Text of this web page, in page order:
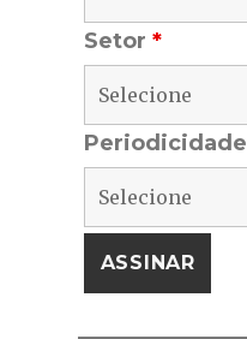
Setor *
Periodicidade